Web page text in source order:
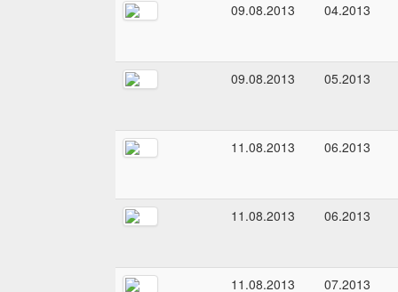
09.08.2013 04.2013
09.08.2013 05.2013
11.08.2013 06.2013
11.08.2013 06.2013
11.08.2013 07.2013